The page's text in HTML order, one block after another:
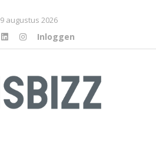
9 augustus 2026
Inloggen